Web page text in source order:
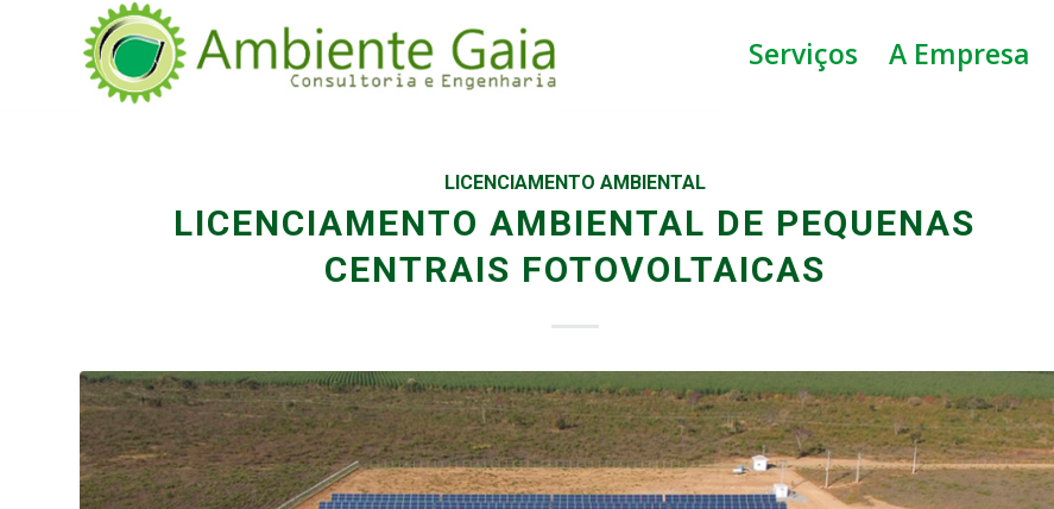
Serviços A Empresa
LICENCIAMENTO AMBIENTAL
LICENCIAMENTO AMBIENTAL DE PEQUENAS
CENTRAIS FOTOVOLTAICAS